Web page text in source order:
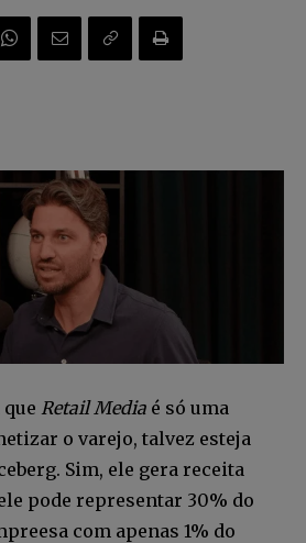
que Retail Media é só uma
o varejo, talvez esteja
Sim, ele gera receita
pode representar 30% do
com apenas 1% do